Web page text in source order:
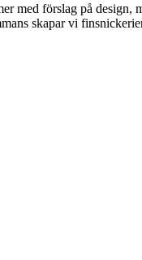
med förslag på
skapar vi